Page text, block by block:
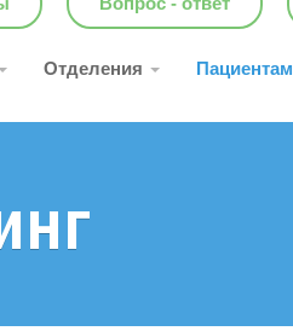
Отделения Пациентам